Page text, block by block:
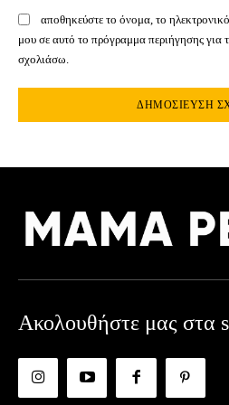
αποθηκεύστε το όνομα, το
μου σε αυτό το πρόγραμμα περιήγησης
σχολιάσω.
Ακολουθήστε μας στα